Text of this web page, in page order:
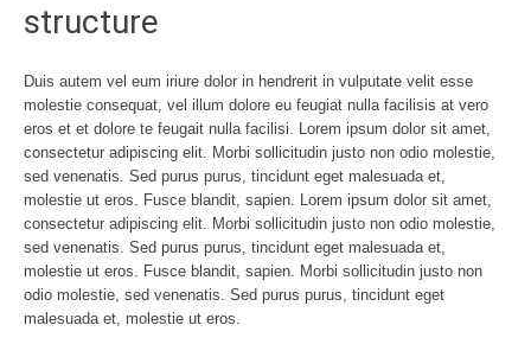
structure
Duis autem vel eum iriure dolor in hendrerit in vulputate velit esse
molestie consequat, vel illum dolore eu feugiat nulla facilisis at vero
eros et et dolore te feugait nulla facilisi. Lorem ipsum dolor sit amet,
consectetur adipiscing elit. Morbi sollicitudin justo non odio molestie,
sed venenatis. Sed purus purus, tincidunt eget malesuada et,
molestie ut eros. Fusce blandit, sapien. Lorem ipsum dolor sit amet,
consectetur adipiscing elit. Morbi sollicitudin justo non odio molestie,
sed venenatis. Sed purus purus, tincidunt eget malesuada et,
molestie ut eros. Fusce blandit, sapien. Morbi sollicitudin justo non
odio molestie, sed venenatis. Sed purus purus, tincidunt eget
malesuada et, molestie ut eros.